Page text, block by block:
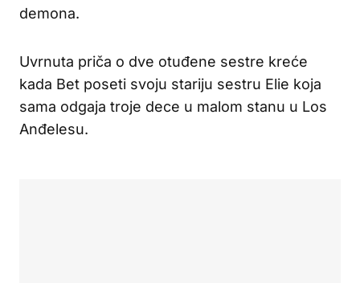
demona.
Uvrnuta priča o dve otuđene sestre kreće
kada Bet poseti svoju stariju sestru Elie koja
sama odgaja troje dece u malom stanu u Los
Anđelesu.